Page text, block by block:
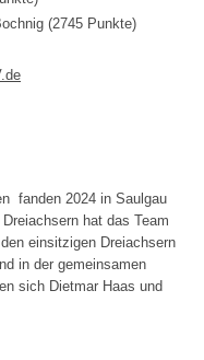
(2745 Punkte)
fanden 2024 in Saulgau
hat das Team
einsitzigen Dreiachsern
in der gemeinsamen
sich Dietmar Haas und